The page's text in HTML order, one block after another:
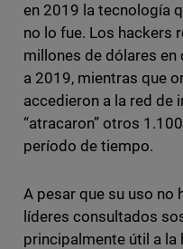
en 2019 la tecnología
no lo fue. Los hackers
millones de dólares
a 2019, mientras que
accedieron a la red de
“atracaron” otros
período de tiempo.
A pesar que su uso no
líderes consultados
principalmente útil a la